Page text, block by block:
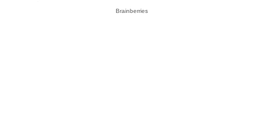
Brainberries